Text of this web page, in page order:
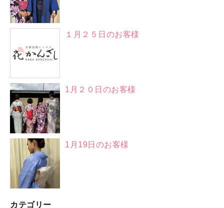
１月２５日のお客様
1月２０日のお客様
1月19日のお客様
カテゴリー